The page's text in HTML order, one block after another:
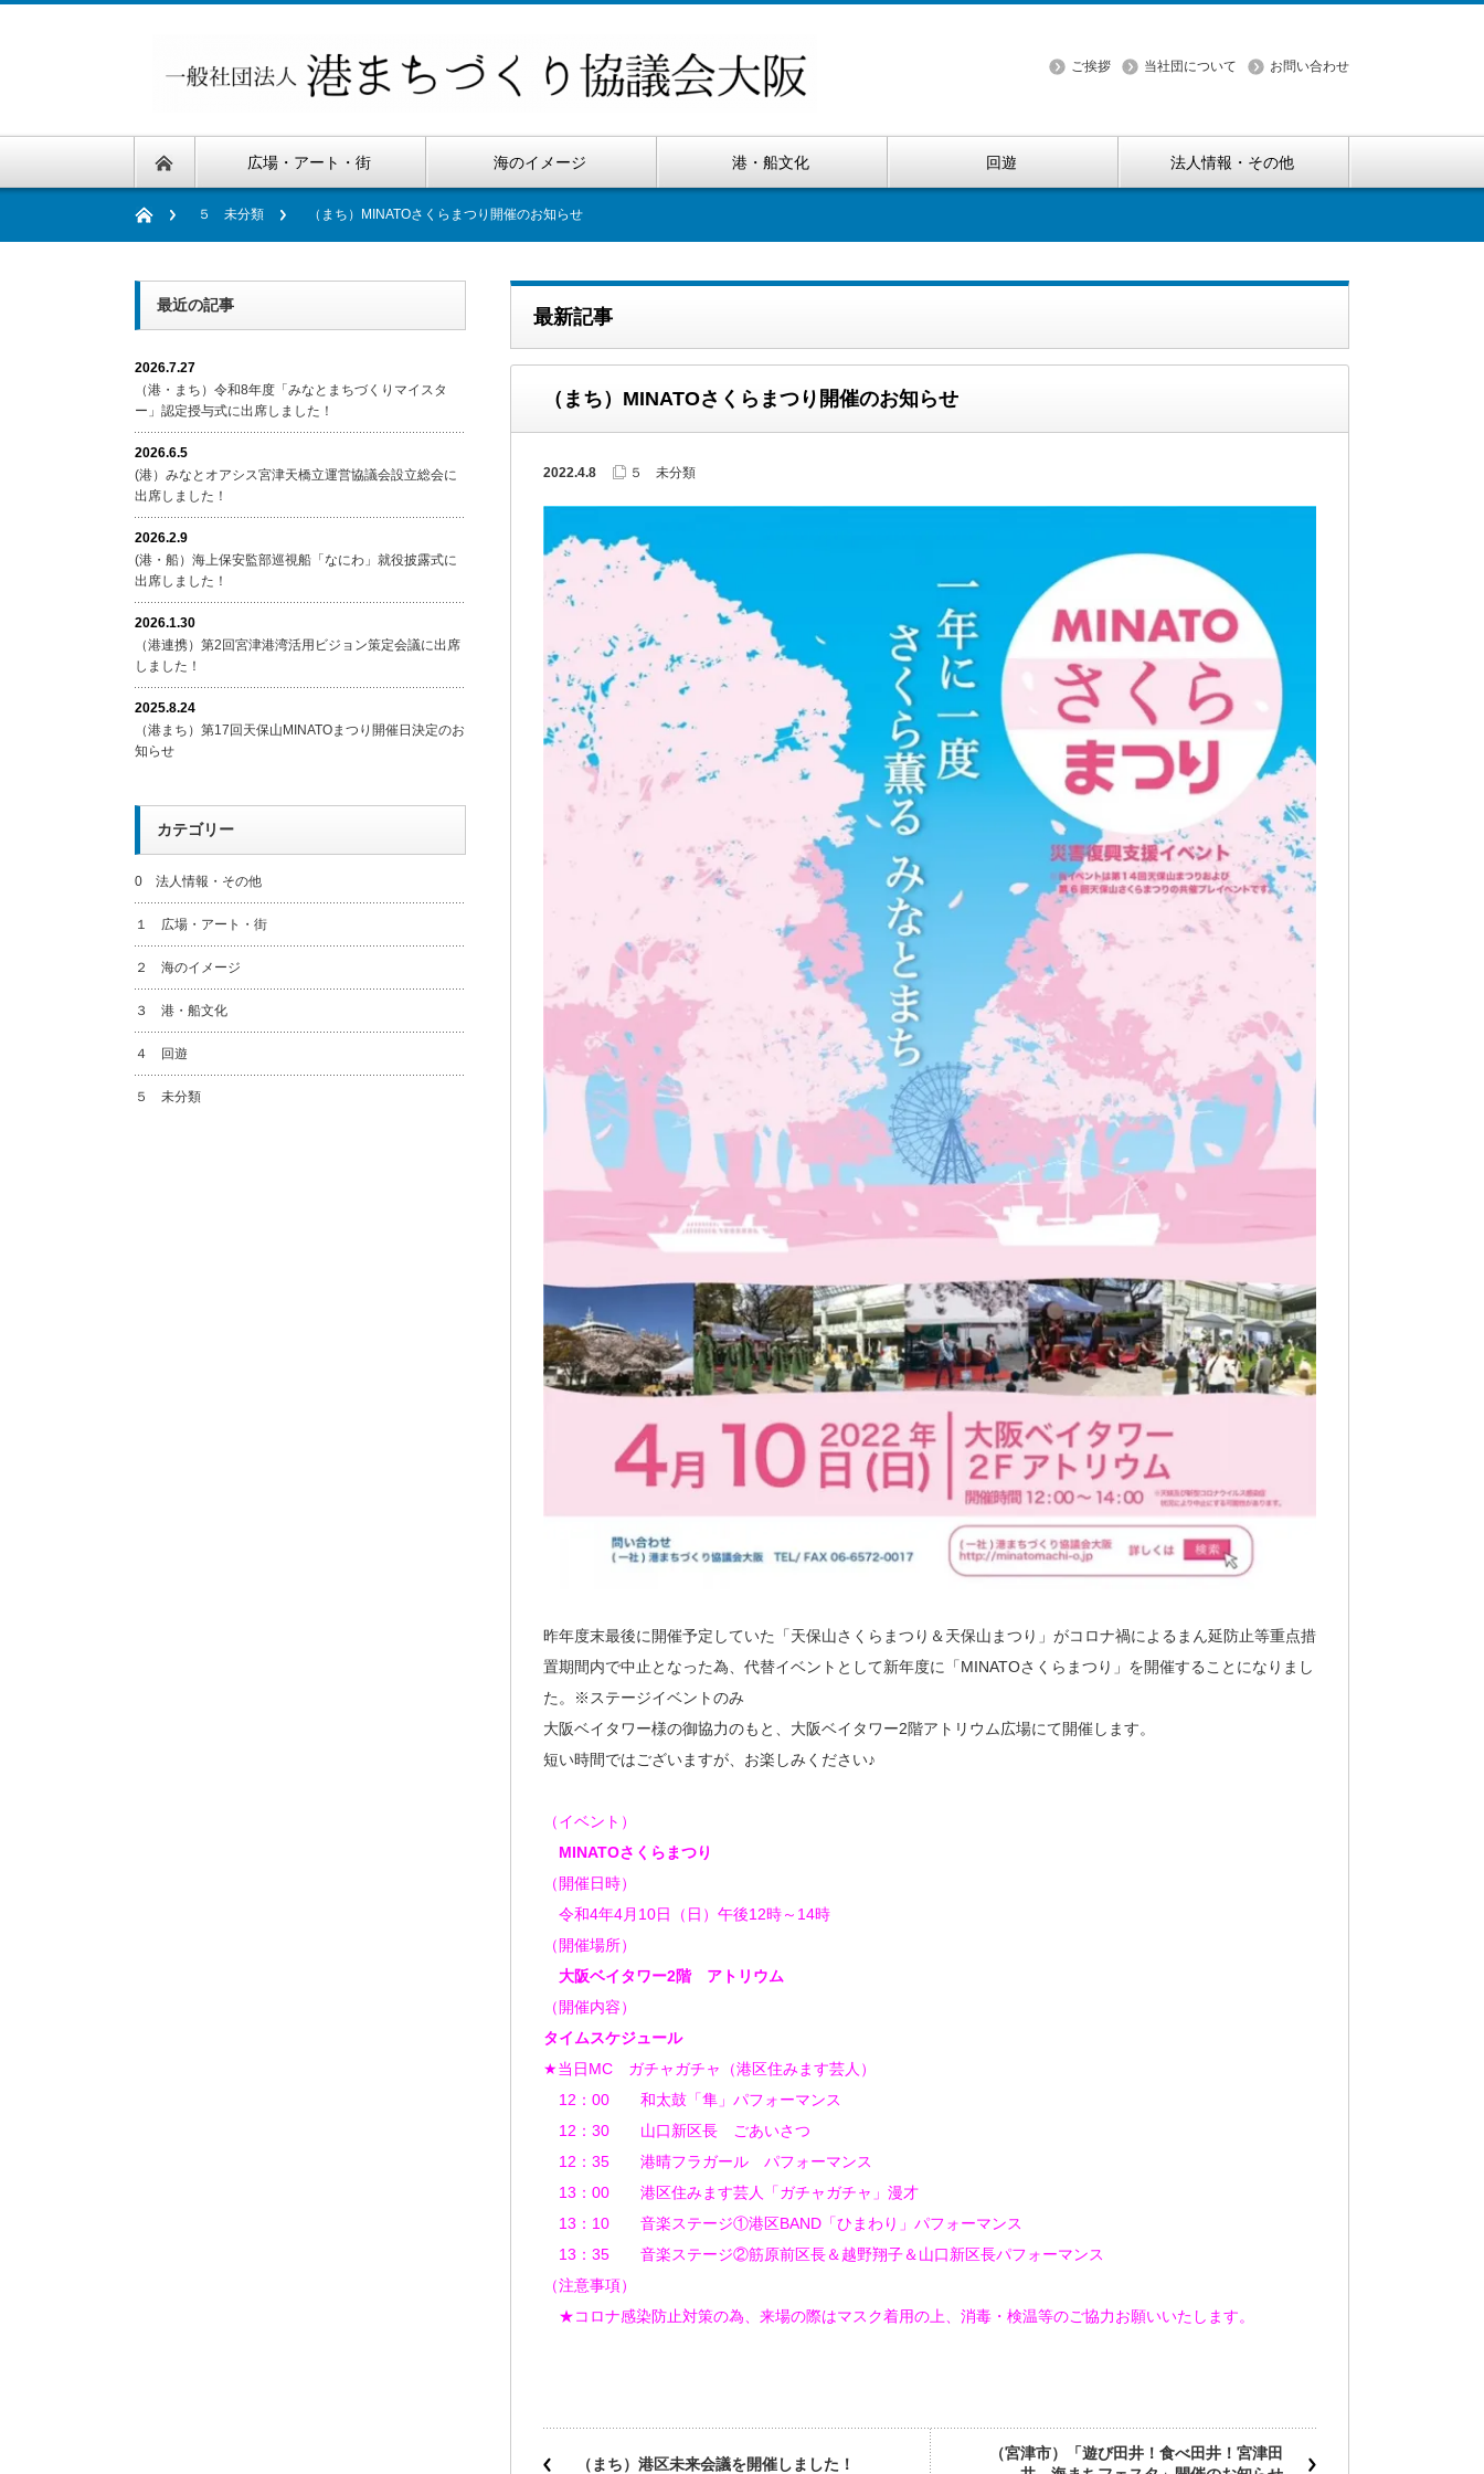
ご挨拶 当社団について お問い合わせ
広場・アート・街 海のイメージ 港・船文化 回遊 法人情報・その他
５ 未分類 （まち）MINATOさくらまつり開催のお知らせ
最新記事
（まち）MINATOさくらまつり開催のお知らせ
2022.4.8 ５ 未分類
昨年度末最後に開催予定していた「天保山さくらまつり＆天保山まつり」がコロナ禍によるまん延防止等重点措
置期間内で中止となった為、代替イベントとして新年度に「MINATOさくらまつり」を開催することになりまし
た。※ステージイベントのみ
大阪ベイタワー様の御協力のもと、大阪ベイタワー2階アトリウム広場にて開催します。
短い時間ではございますが、お楽しみください♪
（イベント）
MINATOさくらまつり
（開催日時）
令和4年4月10日（日）午後12時～14時
（開催場所）
大阪ベイタワー2階 アトリウム
（開催内容）
タイムスケジュール
★当日MC ガチャガチャ（港区住みます芸人）
12：00 和太鼓「隼」パフォーマンス
12：30 山口新区長 ごあいさつ
12：35 港晴フラガール パフォーマンス
13：00 港区住みます芸人「ガチャガチャ」漫才
13：10 音楽ステージ①港区BAND「ひまわり」パフォーマンス
13：35 音楽ステージ②筋原前区長＆越野翔子＆山口新区長パフォーマンス
（注意事項）
★コロナ感染防止対策の為、来場の際はマスク着用の上、消毒・検温等のご協力お願いいたします。
（まち）港区未来会議を開催しました！
（宮津市）「遊び田井！食べ田井！宮津田
最近の記事
2026.7.27
（港・まち）令和8年度「みなとまちづくりマイスタ
ー」認定授与式に出席しました！
2026.6.5
(港）みなとオアシス宮津天橋立運営協議会設立総会に
出席しました！
2026.2.9
(港・船）海上保安監部巡視船「なにわ」就役披露式に
出席しました！
2026.1.30
（港連携）第2回宮津港湾活用ビジョン策定会議に出席
しました！
2025.8.24
（港まち）第17回天保山MINATOまつり開催日決定のお
知らせ
カテゴリー
0 法人情報・その他
１ 広場・アート・街
２ 海のイメージ
３ 港・船文化
４ 回遊
５ 未分類